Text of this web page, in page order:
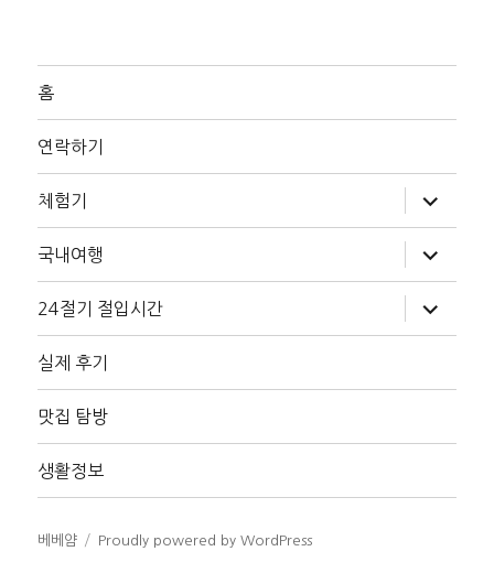
홈
연락하기
체험기
위
메
확
장
국내여행
위
메
확
장
24절기 절입시간
위
메
장
실제 후기
맛집 탐방
생활정보
베베얌 Proudly powered by WordPress